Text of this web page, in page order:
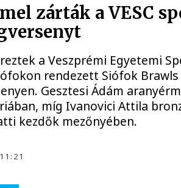
zárták a VESC
a Veszprémi Egyetemi
rendezett Siófok
Gesztesi Ádám
míg Ivanovici Attila
kezdők mezőnyében.